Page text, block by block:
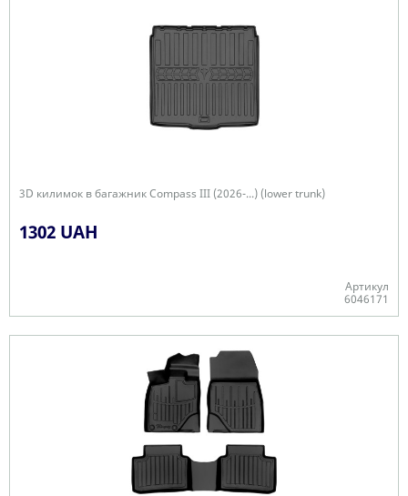
3D килимок в багажник Compass III (2026-...) (lower trunk)
1302 UAH
Артикул
6046171